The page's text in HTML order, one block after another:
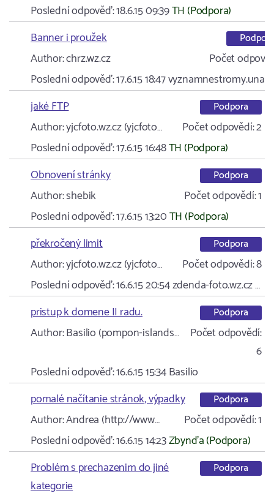
Poslední odpověď:18.6.15 09:39TH (Podpora)
Banner i proužek
Podpora
Author:chrz.wz.cz
Počet
Poslední odpověď:17.6.15 18:47
jaké FTP
Podpora
Author:yjcfoto.wz.cz (yjcfoto… Počet odpovědí:2
Poslední odpověď:17.6.15 16:48TH (Podpora)
Obnovení stránky
Podpora
Author:shebik Počet odpovědí:1
Poslední odpověď:17.6.15 13:20TH (Podpora)
překročený limit
Podpora
Author:yjcfoto.wz.cz (yjcfoto… Počet odpovědí:8
Poslední odpověď:16.6.15 20:54zdenda-foto.wz.cz …
pristup k domene II radu.
Podpora
Author:Basilio (pompon-islands…
Počet odpovědí:
6
Poslední odpověď:16.6.15 15:34Basilio
pomalé načítanie stránok, výpadky
Podpora
Author:Andrea (http://www… Počet odpovědí:1
Poslední odpověď:16.6.15 14:23Zbynďa (Podpora)
Problém s prechazenim do jiné
kategorie
Podpora